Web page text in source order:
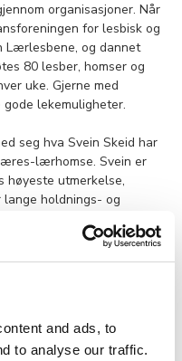
and ads, to
to analyse our traffic.
organisasjoner. Når
for lesbisk og
Lærlesbene, og dannet
80 lesber, homser og
uke. Gjerne med
lekemuligheter.
seg hva Svein Skeid har
lærhomse. Svein er
høyeste utmerkelse,
holdnings- og
fått mer tid å utforske og